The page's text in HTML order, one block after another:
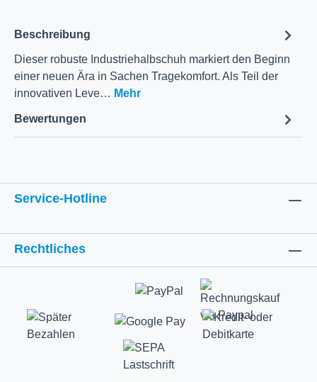
Beschreibung
Dieser robuste Industriehalbschuh markiert den Beginn
einer neuen Ära in Sachen Tragekomfort. Als Teil der
innovativen Leve… Mehr
Bewertungen
Service-Hotline
Rechtliches